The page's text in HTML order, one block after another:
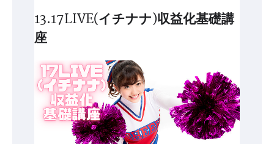
13.17LIVE(イチナナ)収益化基礎講
座